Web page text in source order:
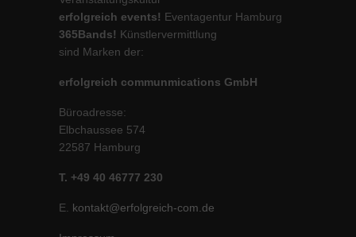
erfolgreich events! Eventagentur Hamburg
365Bands! Künstlervermittlung
sind Marken der:
erfolgreich communmications GmbH
Büroadresse:
Elbchaussee 574
22587 Hamburg
T. +49 40 46777 230
E. kontakt@erfolgreich-com.de